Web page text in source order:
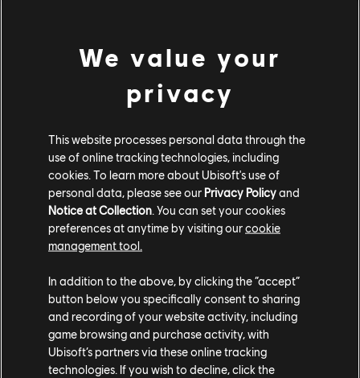
Feiert die Ankunft von Capitão, indem ihr mit ihm in
Operator, um exklusive Belohnungen zu verdienen
und eure Loyalität an der Front zu zeigen.
Einsatzteam-Aufstieg
We value your
privacy
This website processes personal data through the
use of online tracking technologies, including
cookies. To learn more about Ubisoft's use of
personal data, please see our Privacy Policyand
Notice at Collection. You can set your cookies
preferences at anytime by visiting ourcookie
management tool.
In addition to the above, by clicking the “accept”
button below you specifically consent to sharing
and recording of your website activity, including
game browsing and purchase activity, with
Ubisoft’s partners via these online tracking
technologies. If you wish to decline, click the